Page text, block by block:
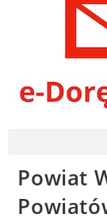
Powiat